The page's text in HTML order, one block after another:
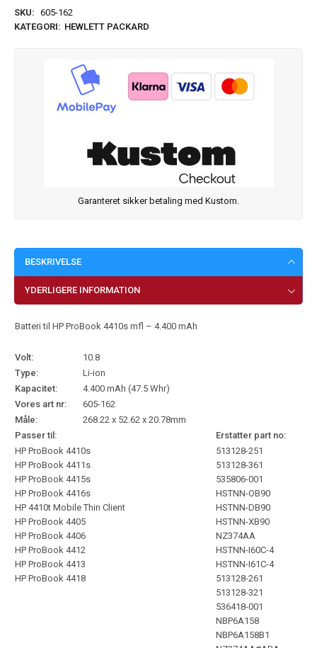
SKU: 605-162
KATEGORI: HEWLETT PACKARD
Garanteret sikker betaling med Kustom.
BESKRIVELSE
YDERLIGERE INFORMATION
Batteri til HP ProBook 4410s mfl – 4.400 mAh
Volt:
10.8
Type:
Li-ion
Kapacitet:
4.400 mAh (47.5 Whr)
Vores art nr:
605-162
Måle:
268.22 x 52.62 x 20.78mm
Passer til:
Erstatter part no:
HP ProBook 4410s
HP ProBook 4411s
HP ProBook 4415s
HP ProBook 4416s
HP 4410t Mobile Thin Client
HP ProBook 4405
HP ProBook 4406
HP ProBook 4412
HP ProBook 4413
HP ProBook 4418
513128-251
513128-361
535806-001
HSTNN-OB90
HSTNN-DB90
HSTNN-XB90
NZ374AA
HSTNN-I60C-4
HSTNN-I61C-4
513128-261
513128-321
536418-001
NBP6A158
NBP6A158B1